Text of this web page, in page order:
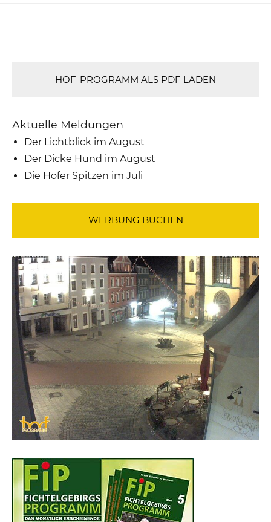
HOF-PROGRAMM ALS PDF LADEN
Aktuelle Meldungen
Der Lichtblick im August
Der Dicke Hund im August
Die Hofer Spitzen im Juli
WERBUNG BUCHEN